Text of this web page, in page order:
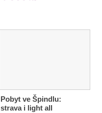
Pobyt ve Špindlu:
strava i light all